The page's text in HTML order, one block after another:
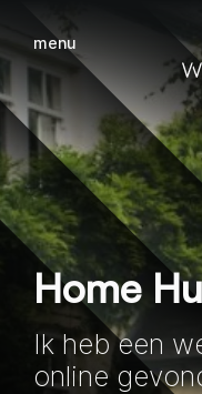
menu
Home
Ik heb een
online